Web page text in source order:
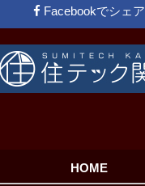
Facebookでシェア
HOME